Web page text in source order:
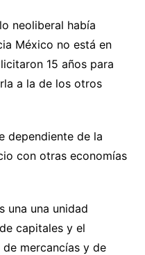
neoliberal había
México no está en
15 años para
a la de los otros
dependiente de la
con otras economías
una una unidad
capitales y el
mercancías y de